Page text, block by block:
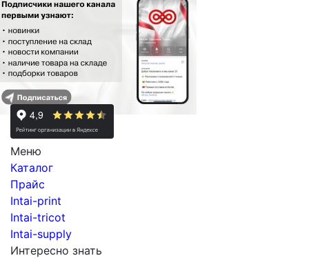
Меню
Каталог
Прайс
Intai-print
Intai-tricot
Intai-supply
Интересно знать